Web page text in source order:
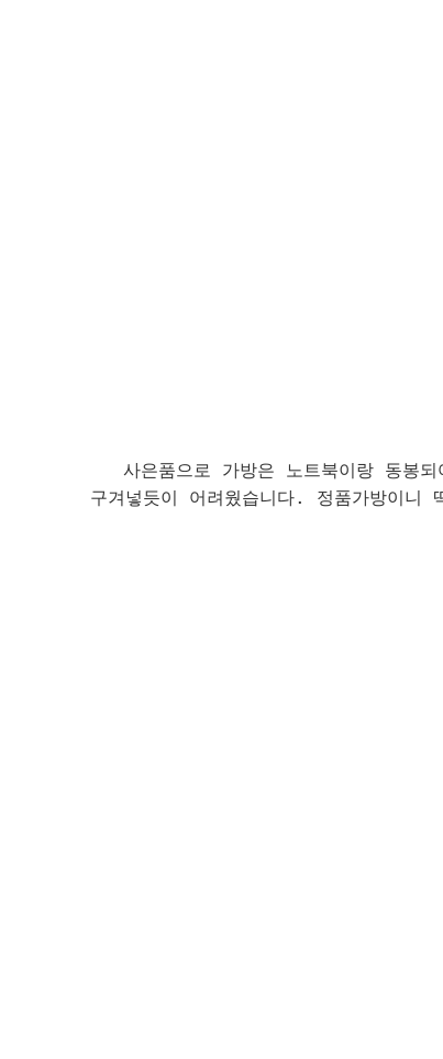
사은품으로 가방은 노트북이랑 동봉되
구겨넣듯이 어려웠습니다. 정품가방이니